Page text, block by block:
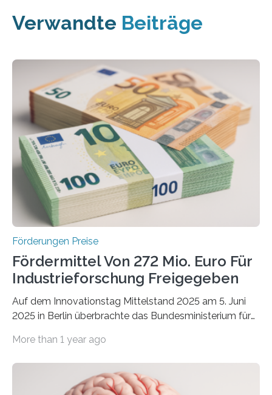
Verwandte Beiträge
Förderungen Preise
Fördermittel Von 272 Mio. Euro Für
Industrieforschung Freigegeben
Auf dem Innovationstag Mittelstand 2025 am 5. Juni
2025 in Berlin überbrachte das Bundesministerium für
Überplanmäßige Verpflichtungsermächtigungen in
Woche vom Haushaltsausschuss freigegeben – unter
anderem zur Unterstützung der
More than 1 year ago